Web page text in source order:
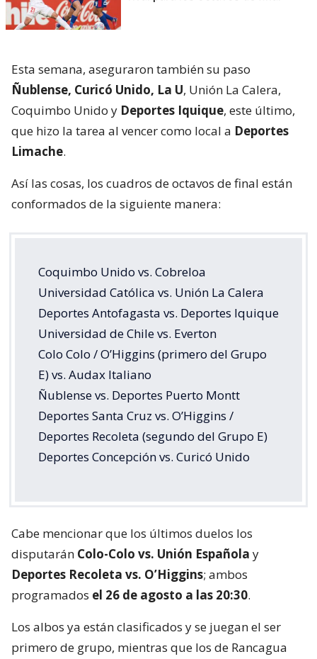
Esta semana, aseguraron también su paso
Ñublense, Curicó Unido, La U, Unión La Calera,
Coquimbo Unido y Deportes Iquique, este último,
que hizo la tarea al vencer como local a Deportes
Limache.
Así las cosas, los cuadros de octavos de final están
conformados de la siguiente manera:
Coquimbo Unido vs. Cobreloa
Universidad Católica vs. Unión La Calera
Deportes Antofagasta vs. Deportes Iquique
Universidad de Chile vs. Everton
Colo Colo / O’Higgins (primero del Grupo
E) vs. Audax Italiano
Ñublense vs. Deportes Puerto Montt
Deportes Santa Cruz vs. O’Higgins /
Deportes Recoleta (segundo del Grupo E)
Deportes Concepción vs. Curicó Unido
Cabe mencionar que los últimos duelos los
disputarán Colo-Colo vs. Unión Española y
Deportes Recoleta vs. O’Higgins; ambos
programados el 26 de agosto a las 20:30.
Los albos ya están clasificados y se juegan el ser
primero de grupo, mientras que los de Rancagua